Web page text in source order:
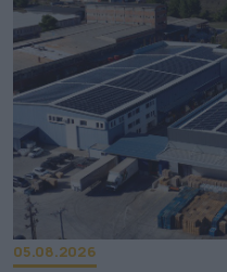
05.08.2026